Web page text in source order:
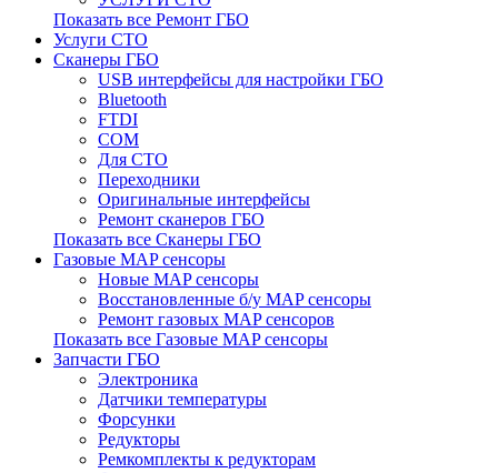
Показать все Ремонт ГБО
Услуги СТО
Сканеры ГБО
USB интерфейсы для настройки ГБО
Bluetooth
FTDI
COM
Для СТО
Переходники
Оригинальные интерфейсы
Ремонт сканеров ГБО
Показать все Сканеры ГБО
Газовые MAP сенсоры
Новые MAP сенсоры
Восстановленные б/у MAP сенсоры
Ремонт газовых MAP сенсоров
Показать все Газовые MAP сенсоры
Запчасти ГБО
Электроника
Датчики температуры
Форсунки
Редукторы
Ремкомплекты к редукторам